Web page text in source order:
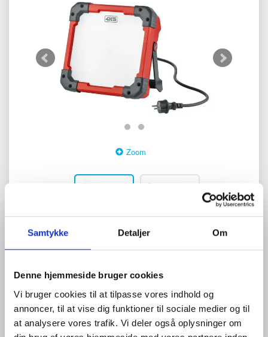
Samtykke Detaljer Om
Denne hjemmeside bruger cookies
Vi bruger cookies til at tilpasse vores indhold og
annoncer, til at vise dig funktioner til sociale medier og til
at analysere vores trafik. Vi deler også oplysninger om
Zoom
1.250,00 DKK
( 1.562,50 DKK)
Refleksfri 230V LED-projektør med meget stærk belysning,
ensartet lysintensitet, bred spredning og to 230V fatninger.